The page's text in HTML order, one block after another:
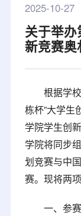
2025-10-27
关于举
新竞赛
根据学
栋杯”大学生
学院学生创
学院将同步
划竞赛与中
赛。现将两
一、参